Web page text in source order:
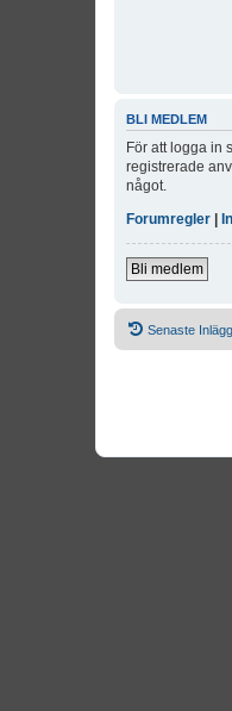
BLI MEDLEM
För att logga in
registrerade
något.
Forumregler |
Bli medlem
Senaste Inlägg